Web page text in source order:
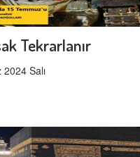
Tekrarlanır
Salı